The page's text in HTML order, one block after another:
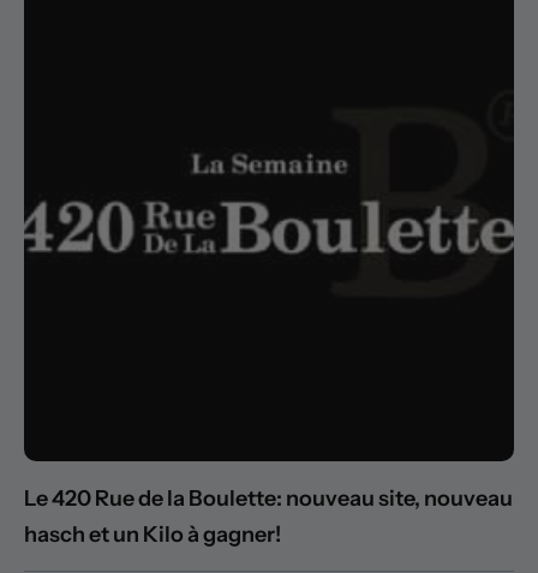
Le 420 Rue de la Boulette: nouveau site, nouveau
hasch et un Kilo à gagner!